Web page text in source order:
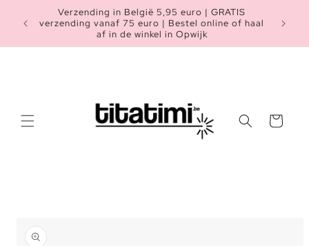
naar de
content
Verzending in België 5,95 euro | GRATIS
verzending vanaf 75 euro | Bestel online of haal
af in de winkel in Opwijk
Heb je
Winkelwagen